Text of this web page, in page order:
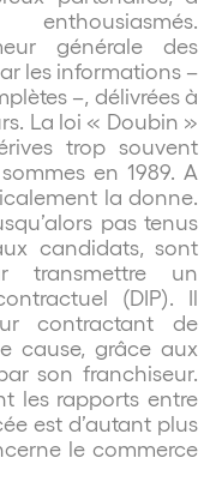
générale des
les informations –
–, délivrées à
La loi « Doubin »
trop souvent
en 1989. A
la donne.
pas tenus
candidats, sont
transmettre un
(DIP). Il
contractant de
cause, grâce aux
son franchiseur.
les rapports entre
est d’autant plus
le commerce